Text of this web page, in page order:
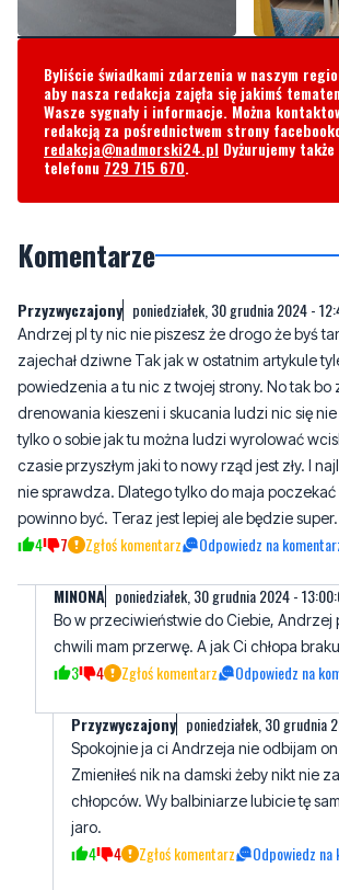
Byliście świadkami zdarzenia w naszym
aby nasza redakcja zajęła się jakimś
Wasze sygnały i informacje. Można
redakcją za pośrednictwem strony
redakcja@nadmorski24.pl Dyżurujemy
telefonu 729 715 670.
Komentarze
Przyzwyczajony poniedziałek, 30 grudnia 2024 -
Andrzej pl ty nic nie piszesz że drogo że byś
zajechał dziwne Tak jak w ostatnim artykule
powiedzenia a tu nic z twojej strony. No tak bo
drenowania kieszeni i skucania ludzi nic się nie
tylko o sobie jak tu można ludzi wyrolować
czasie przyszłym jaki to nowy rząd jest zły. I
nie sprawdza. Dlatego tylko do maja poczekać
powinno być. Teraz jest lepiej ale będzie super.
4 7 Zgłoś komentarz Odpowiedz na
MINONA poniedziałek, 30 grudnia 2024 -
Bo w przeciwieństwie do Ciebie, Andrzej
chwili mam przerwę. A jak Ci chłopa
3 4 Zgłoś komentarz Odpowiedz na
Przyzwyczajony poniedziałek, 30 grudnia
Spokojnie ja ci Andrzeja nie odbijam
Zmieniłeś nik na damski żeby nikt nie
chłopców. Wy balbiniarze lubicie tę
jaro.
4 4 Zgłoś komentarz Odpowiedz na